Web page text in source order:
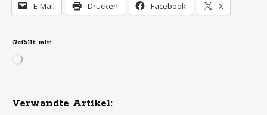
E-Mail Drucken Facebook X
Gefällt mir:
Wird
Verwandte Artikel: